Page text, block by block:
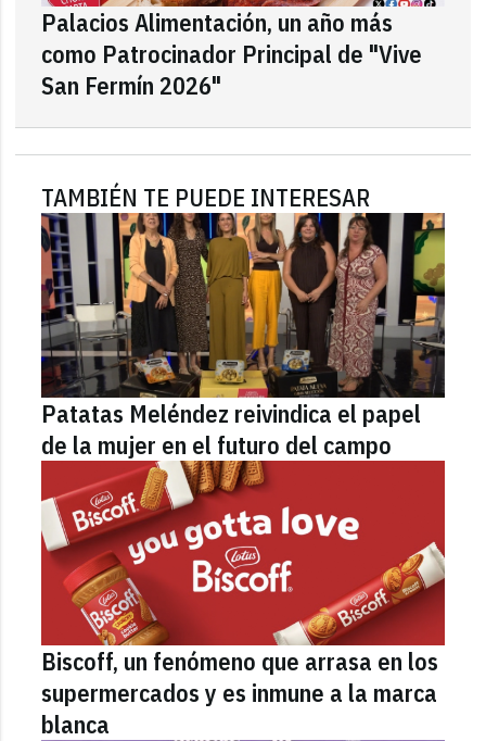
Palacios Alimentación, un año más
como Patrocinador Principal de "Vive
San Fermín 2026"
TAMBIÉN TE PUEDE INTERESAR
Patatas Meléndez reivindica el papel
de la mujer en el futuro del campo
Biscoff, un fenómeno que arrasa en los
supermercados y es inmune a la marca
blanca